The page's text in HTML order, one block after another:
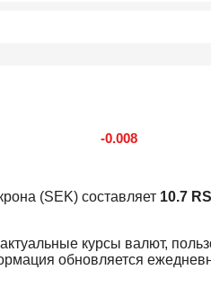
-0.008
(SEK) составляет 10.7
курсы валют,
обновляется